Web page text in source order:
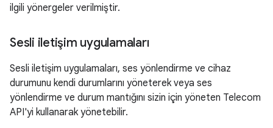
ilgili yönergeler verilmiştir.
Sesli iletişim uygulamaları
Sesli iletişim uygulamaları, ses yönlendirme ve cihaz
durumunu kendi durumlarını yöneterek veya ses
yönlendirme ve durum mantığını sizin için yöneten Telecom
API'yi kullanarak yönetebilir.